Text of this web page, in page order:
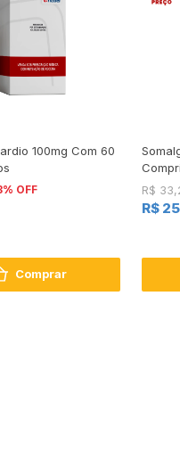
100mg Com 60
OFF
Comprar
R$
R$